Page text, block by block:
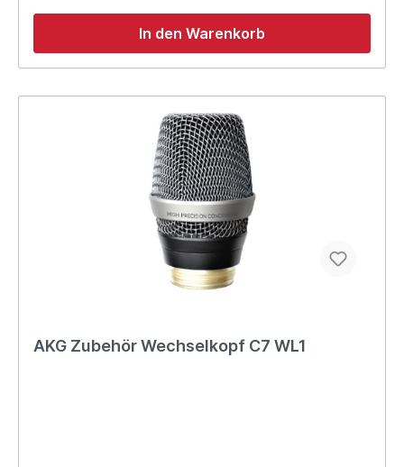
In den Warenkorb
AKG Zubehör Wechselkopf C7 WL1